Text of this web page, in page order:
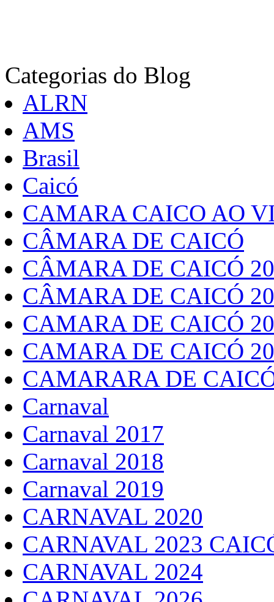
Categorias do Blog
ALRN
AMS
Brasil
Caicó
CAMARA CAICO AO
CÂMARA DE CAICÓ
CÂMARA DE CAICÓ
CÂMARA DE CAICÓ
CAMARA DE CAICÓ
CAMARA DE CAICÓ
CAMARARA DE
Carnaval
Carnaval 2017
Carnaval 2018
Carnaval 2019
CARNAVAL 2020
CARNAVAL 2023
CARNAVAL 2024